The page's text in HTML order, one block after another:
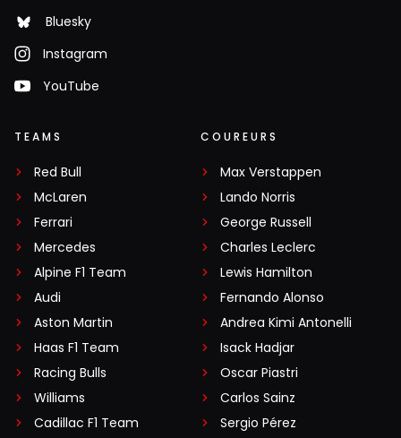
Bluesky
Instagram
YouTube
TEAMS
Red Bull
McLaren
Ferrari
Mercedes
Alpine F1 Team
Audi
Aston Martin
Haas F1 Team
Racing Bulls
Williams
Cadillac F1 Team
COUREURS
Max Verstappen
Lando Norris
George Russell
Charles Leclerc
Lewis Hamilton
Fernando Alonso
Andrea Kimi Antonelli
Isack Hadjar
Oscar Piastri
Carlos Sainz
Sergio Pérez